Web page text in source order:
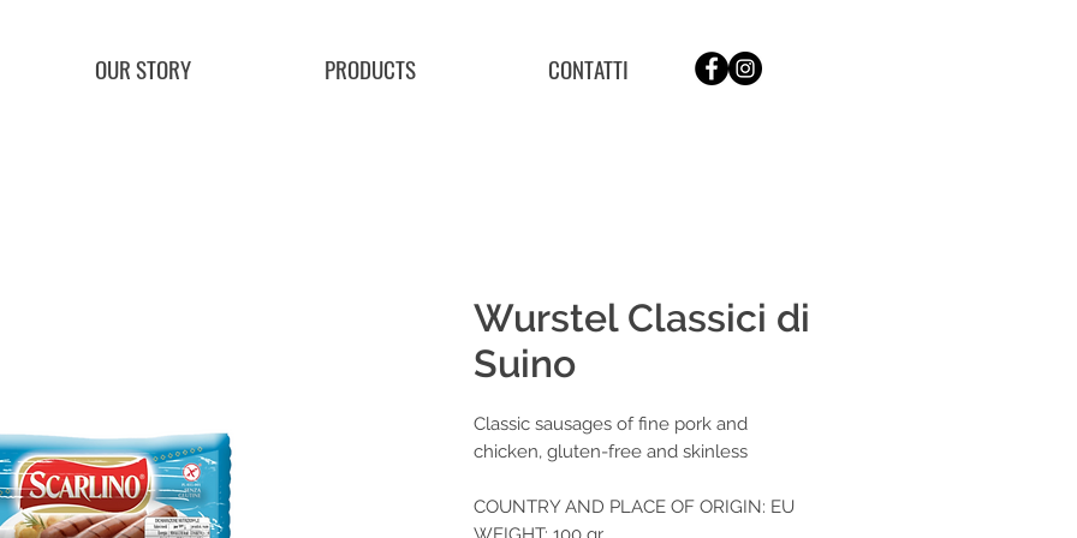
OUR STORY PRODUCTS CONTATTI
Wurstel Classici di
Suino
Classic sausages of fine pork and
chicken, gluten-free and skinless
COUNTRY AND PLACE OF ORIGIN: EU